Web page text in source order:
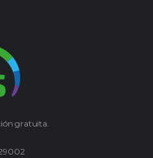
gratuita.